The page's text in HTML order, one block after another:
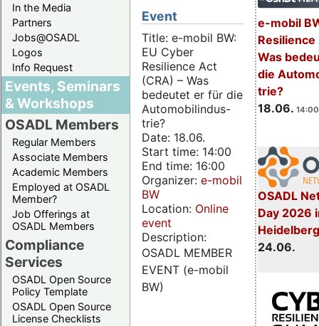
In the Media
Partners
Jobs@OSADL
Logos
Info Request
Events, Seminars
& Workshops
OSADL Members
Regular Members
Associate Members
Academic Members
Employed at OSADL
Member?
Job Offerings at
OSADL Members
Compliance
Services
OSADL Open Source
Policy Template
OSADL Open Source
License Checklists
e-mobil
Resilience
Was
die
trie?
18.06.
OSADL
Day 2026
24.06.
Event
Title: e-mobil BW:
EU Cyber
Resilience Act
(CRA) – Was
bedeutet er für die
Automobilindus-
trie?
Date: 18.06.
Start time: 14:00
End time: 16:00
Organizer: e-mobil
BW
Location: Online
event
Description:
OSADL MEMBER
EVENT (e-mobil
BW)